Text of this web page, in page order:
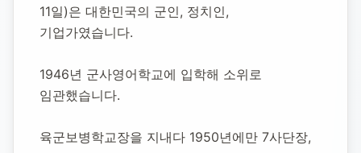
육군참모총장
1921년 5월 20일-1998년 10월 11일(향년 77세)
11일)은 대한민국의 군인, 정치인,
기업가였습니다.
1946년 군사영어학교에 입학해 소위로
임관했습니다.
육군보병학교장을 지내다 1950년에만 7사단장,